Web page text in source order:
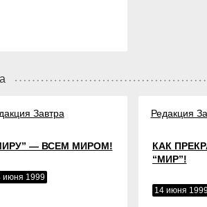
Завтра
— ВСЕМ МИРОМ!
июня 1999
Редакция
КАК
“МИР”!
14 июня